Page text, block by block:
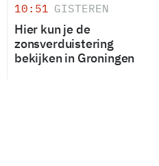
10:51 GISTEREN
Hier kun je de
zonsverduistering
bekijken in Groningen